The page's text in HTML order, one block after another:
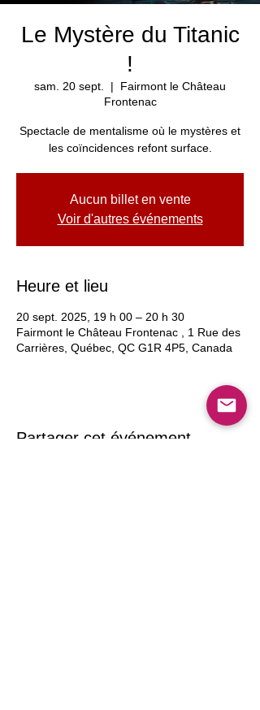
Le Mystère du Titanic
!
sam. 20 sept.
  |
Fairmont le Château
Frontenac
Spectacle de mentalisme où le mystères et
les coïncidences refont surface.
Aucun billet en vente
Voir d'autres événements
Heure et lieu
20 sept. 2025, 19 h 00 – 20 h 30
Fairmont le Château Frontenac , 1 Rue des
Carrières, Québec, QC G1R 4P5, Canada
Partager cet événement